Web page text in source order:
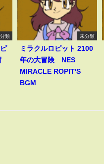
類 未分類
ミラクルロピット 2100
年の大冒険 NES
MIRACLE ROPIT'S
BGM